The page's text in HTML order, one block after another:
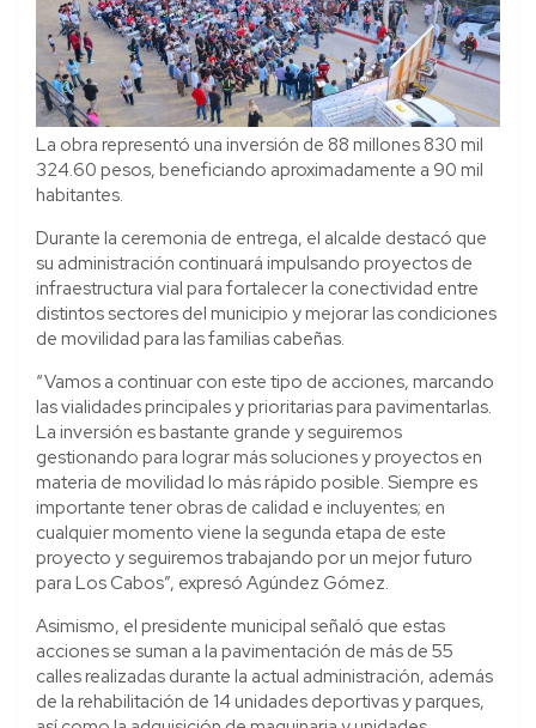
La obra representó una inversión de 88 millones 830 mil
324.60 pesos, beneficiando aproximadamente a 90 mil
habitantes.
Durante la ceremonia de entrega, el alcalde destacó que
su administración continuará impulsando proyectos de
infraestructura vial para fortalecer la conectividad entre
distintos sectores del municipio y mejorar las condiciones
de movilidad para las familias cabeñas.
“Vamos a continuar con este tipo de acciones, marcando
las vialidades principales y prioritarias para pavimentarlas.
La inversión es bastante grande y seguiremos
gestionando para lograr más soluciones y proyectos en
materia de movilidad lo más rápido posible. Siempre es
importante tener obras de calidad e incluyentes; en
cualquier momento viene la segunda etapa de este
proyecto y seguiremos trabajando por un mejor futuro
para Los Cabos”, expresó Agúndez Gómez.
Asimismo, el presidente municipal señaló que estas
acciones se suman a la pavimentación de más de 55
calles realizadas durante la actual administración, además
de la rehabilitación de 14 unidades deportivas y parques,